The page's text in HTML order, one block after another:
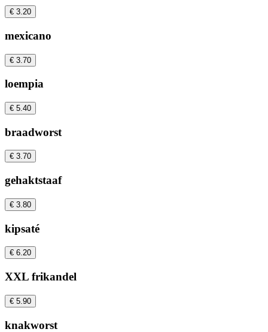
€ 3.20
mexicano
€ 3.70
loempia
€ 5.40
braadworst
€ 3.70
gehaktstaaf
€ 3.80
kipsaté
€ 6.20
XXL frikandel
€ 5.90
knakworst